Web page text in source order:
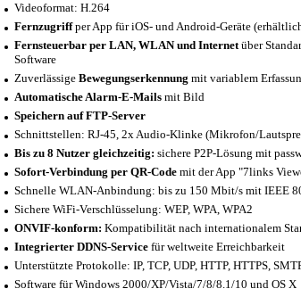
Videoformat: H.264
Fernzugriffper App für iOS- und Android-Geräte
Fernsteuerbar per LAN, WLAN und Internetüber
Software
Zuverlässige Bewegungserkennung mit variablem
Automatische Alarm-E-Mails mit Bild
Speichern auf FTP-Server
Schnittstellen: RJ-45, 2x Audio-Klinke (Mikrofon/
Bis zu 8 Nutzer gleichzeitig: sichere P2P-Lösung mit
Sofort-Verbindung per QR-Code mit der App "7links
Schnelle WLAN-Anbindung: bis zu 150 Mbit/s mit IEEE
Sichere WiFi-Verschlüsselung: WEP, WPA, WPA2
ONVIF-konform: Kompatibilität nach internationalem
Integrierter DDNS-Service für weltweite Erreichbarkeit
Unterstützte Protokolle: IP, TCP, UDP, HTTP, HTTPS,
Software für Windows 2000/XP/Vista/7/8/8.1/10 und OS X